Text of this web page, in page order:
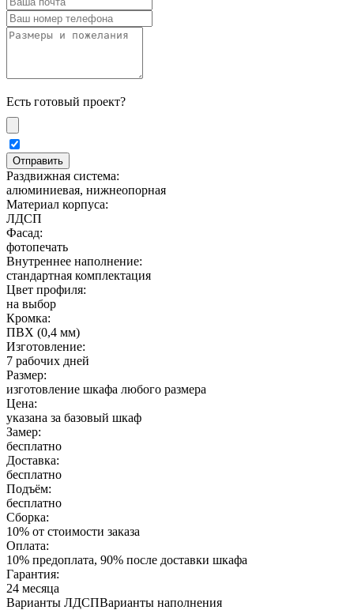
Есть готовый проект?
Раздвижная система:
алюминиевая, нижнеопорная
Материал корпуса:
ЛДСП
Фасад:
фотопечать
Внутреннее наполнение:
стандартная комплектация
Цвет профиля:
на выбор
Кромка:
ПВХ (0,4 мм)
Изготовление:
7 рабочих дней
Размер:
изготовление шкафа любого размера
Цена:
указана за базовый шкаф
Замер:
бесплатно
Доставка:
бесплатно
Подъём:
бесплатно
Сборка:
10% от стоимости заказа
Оплата:
10% предоплата, 90% после доставки шкафа
Гарантия:
24 месяца
Варианты ЛДСПВарианты наполнения